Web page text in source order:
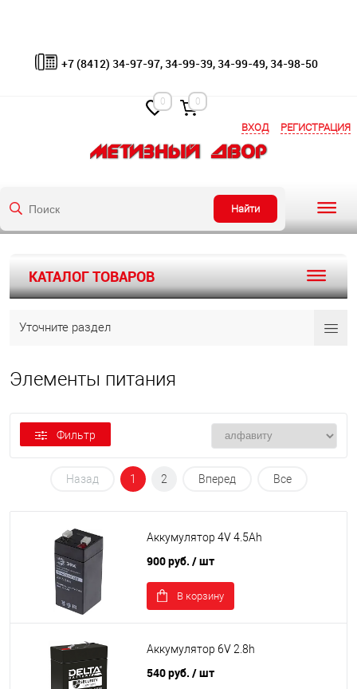
ВХОД РЕГИСТРАЦИЯ
Найти
+7 (8412) 34-97-97, 34-99-39, 34-99-49, 34-98-50
0 0
КАТАЛОГ ТОВАРОВ
Уточните раздел
Элементы питания
Фильтр
Назад 1 2 Вперед Все
Аккумулятор 4V 4.5Ah
900 руб. / шт
В корзину
Аккумулятор 6V 2.8h
540 руб. / шт